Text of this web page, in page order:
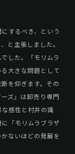
するべき、という
と主張しました。
した。「モリムラ
大きな問題として
を仰ぎます。その
ズ」は卸売り専門
感性と村井の識
「モリムラブラザ
ないほどの発展を